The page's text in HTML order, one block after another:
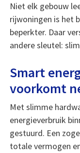
Niet elk gebouw
rijwoningen is het
beperkter. Daar
andere sleutel:
Smart
voorkomt
Met slimme
energieverbruik
gestuurd. Een
totale vermogen